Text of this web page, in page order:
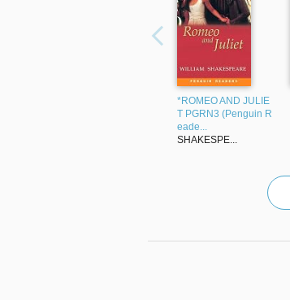
*ROMEO AND JULIE
T PGRN3 (Penguin R
eade...
SHAKESPE...